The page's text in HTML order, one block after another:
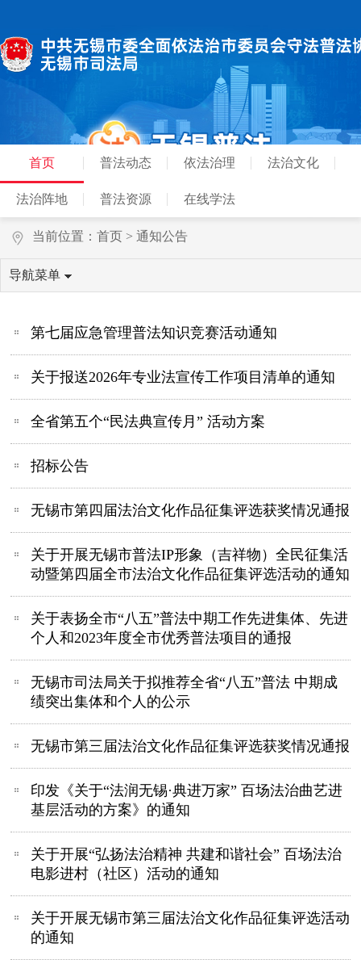
首页 普法动态 依法治理 法治文化
法治阵地 普法资源 在线学法
当前位置： 首页 > 通知公告
导航菜单
第七届应急管理普法知识竞赛活动通知
关于报送2026年专业法宣传工作项目清单的通知
全省第五个“民法典宣传月” 活动方案
招标公告
无锡市第四届法治文化作品征集评选获奖情况通报
关于开展无锡市普法IP形象（吉祥物）全民征集活
动暨第四届全市法治文化作品征集评选活动的通知
关于表扬全市“八五”普法中期工作先进集体、先进
个人和2023年度全市优秀普法项目的通报
无锡市司法局关于拟推荐全省“八五”普法 中期成
绩突出集体和个人的公示
无锡市第三届法治文化作品征集评选获奖情况通报
印发《关于“法润无锡·典进万家” 百场法治曲艺进
基层活动的方案》的通知
关于开展“弘扬法治精神 共建和谐社会” 百场法治
电影进村（社区）活动的通知
关于开展无锡市第三届法治文化作品征集评选活动
的通知